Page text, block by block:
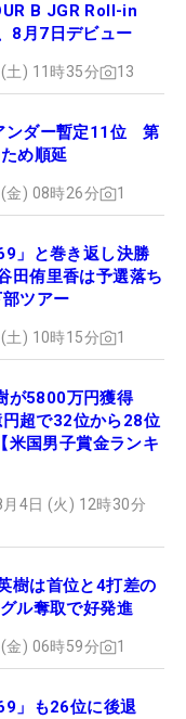
フリートウッド（右）が
B JGR Roll-in
8月7日デビュー
土) 11時35分 13
ンダー暫定11位 第
め順延
金) 08時26分 1
」と巻き返し決勝
侑里香は予選落ち
ツアー
土) 10時15分 1
が5800万円獲得
超で32位から28位
米国男子賞金ランキ
4日 (火) 12時30分
樹は首位と4打差の
ル奪取で好発進
金) 06時59分 1
」も26位に後退